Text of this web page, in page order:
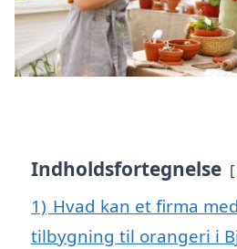
Indholdsfortegnelse
1) Hvad kan et firma
tilbygning til orangeri i